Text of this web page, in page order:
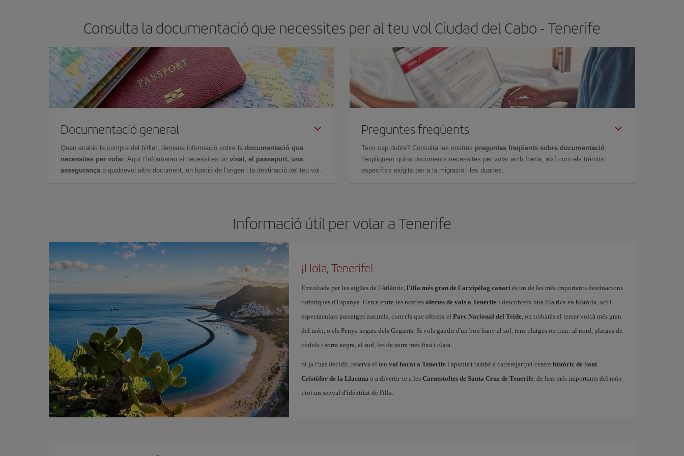
Consulta la documentació que necessites per al teu vol Ciudad del Cabo - Tenerife
Documentació general
Quan acabis la compra del bitllet, demana informació sobre la documentació que
necessites per volar. Aquí t'informaran si necessites un visat, el passaport, una
assegurança o qualsevol altre document, en funció de l'origen i la destinació del teu vol.
Preguntes freqüents
Tens cap dubte? Consulta les nostres preguntes freqüents sobre documentació:
t'expliquem quins documents necessites per volar amb Iberia, així com els tràmits
específics exigits per a la migració i les duanes.
Informació útil per volar a Tenerife
¡Hola, Tenerife!
Envoltada per les aigües de l'Atlàntic, l'illa més gran de l'arxipèlag canari és un de les més importants destinacions
turístiques d'Espanya. Cerca entre les nostres ofertes de vols a Tenerifei descobreix una illa rica en història, oci i
espectaculars paisatges naturals, com els que ofereix el Parc Nacional del Teide, on trobaràs el tercer volcà més gran
del món, o els Penya-segats dels Gegants. Si vols gaudir d'un bon bany al sol, tens platges on triar: al nord, platges de
còdols i sorra negra, al sud, les de sorra més fina i clara.
Si ja t'has decidit, reserva el teu vol barat a Tenerifei apunta't també a carrerejar pel centre històric de Sant
Cristòfor de la Llacuna o a divertir-te a les Carnestoltes de Santa Cruz de Tenerife, de less més importants del món
i tot un senyal d'identitat de l'illa.